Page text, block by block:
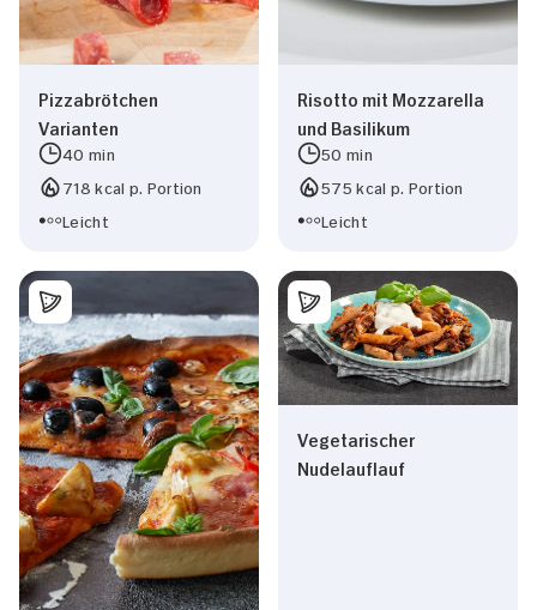
Pizzabrötchen
Varianten
40 min
718 kcal p. Portion
Leicht
Risotto mit Mozzarella
und Basilikum
50 min
575 kcal p. Portion
Leicht
Vegetarischer
Nudelauflauf